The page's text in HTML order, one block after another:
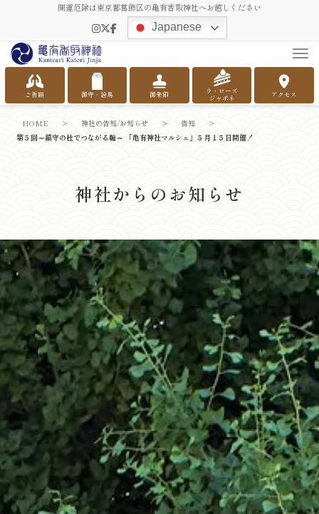
開運厄除は東京都葛飾区の亀有香取神社へお越しください
Japanese
ご祈願 御守・絵馬 御朱印
ラ・ローズ
ジャポネ
アクセス
神社からのお知らせ
HOME > 神社の告知/お知らせ > 告知
>
第５回～鎮守の杜でつながる輪～ 「亀有神社マルシェ」５月１５日開催！